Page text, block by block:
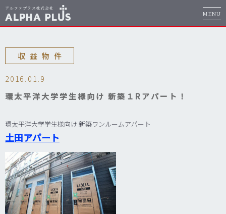
MENU
収益物件
2016.01.9
環太平洋大学学生様向け 新築１Rアパート！
環太平洋大学学生様向け 新築ワンルームアパート
土田アパート